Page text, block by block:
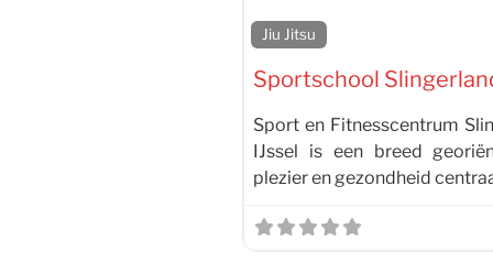
Jiu Jitsu
Sportschool
Sport en Fitnesscentrum
IJssel is een breed
plezier en gezondheid